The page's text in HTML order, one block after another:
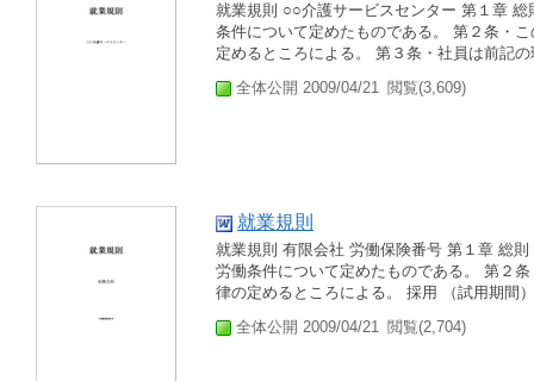
就業規則 ○○介護サービスセンター 第１章
条件について定めたものである。 第２条・
定めるところによる。 第３条・社員は前記
全体公開 2009/04/21 閲覧(3,609)
就業規則
就業規則 有限会社 労働保険番号 第１章 総
労働条件について定めたものである。 第２
律の定めるところによる。 採用 （試用期間
全体公開 2009/04/21 閲覧(2,704)